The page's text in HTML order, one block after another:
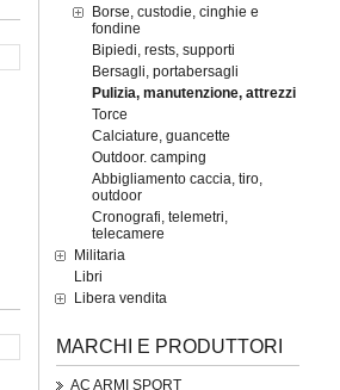
Borse, custodie, cinghie e
fondine
Bipiedi, rests, supporti
Bersagli, portabersagli
Pulizia, manutenzione, attrezzi
Torce
Calciature, guancette
Outdoor. camping
Abbigliamento caccia, tiro,
outdoor
Cronografi, telemetri,
telecamere
Militaria
Libri
Libera vendita
MARCHI E PRODUTTORI
AC ARMI SPORT